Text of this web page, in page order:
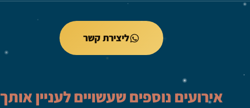
ליצירת קשר
אירועים נוספים שעשויים לעניין אותך